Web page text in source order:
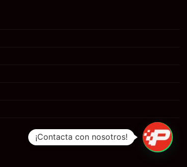
¡Contacta con nosotros!